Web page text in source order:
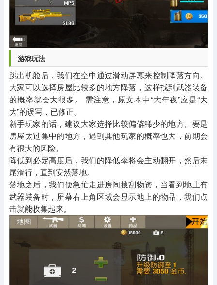
游戏玩法
跳出机舱后，我们在空中通过滑动屏幕来控制降落方向。
大家可以选择房屋比较多的地方降落，这样找到武器装备
的概率就会大很多。 需注意，原文本中“大年夜”应是“大
大”的误写，已修正。
新手玩家的话，建议大家选择比较偏僻稀少的地方。要是
房屋太过集中的地方，遇到其他玩家的概率也大，前期会
有很大的风险。
降低到必定高度后，我们的降低伞将会主动翻开，然后末
尾滑行，直到安然落地。
落地之后，我们便急忙走进房间搜刮物资，当看到地上有
武器装备时，屏幕右上角区域会显示地上的物品，我们点
击就能收集起来。